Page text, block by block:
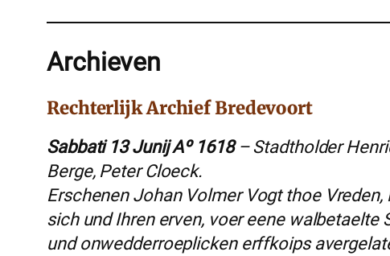
Archieven
Rechterlijk Archief Bredevoort
Sabbati 13 Junij Aº 1618– Stadtholder
Berge, Peter Cloeck.
Erschenen Johan Volmer Vogt thoe
sich und Ihren erven, voer eene
und onwedderroeplicken erffkoips